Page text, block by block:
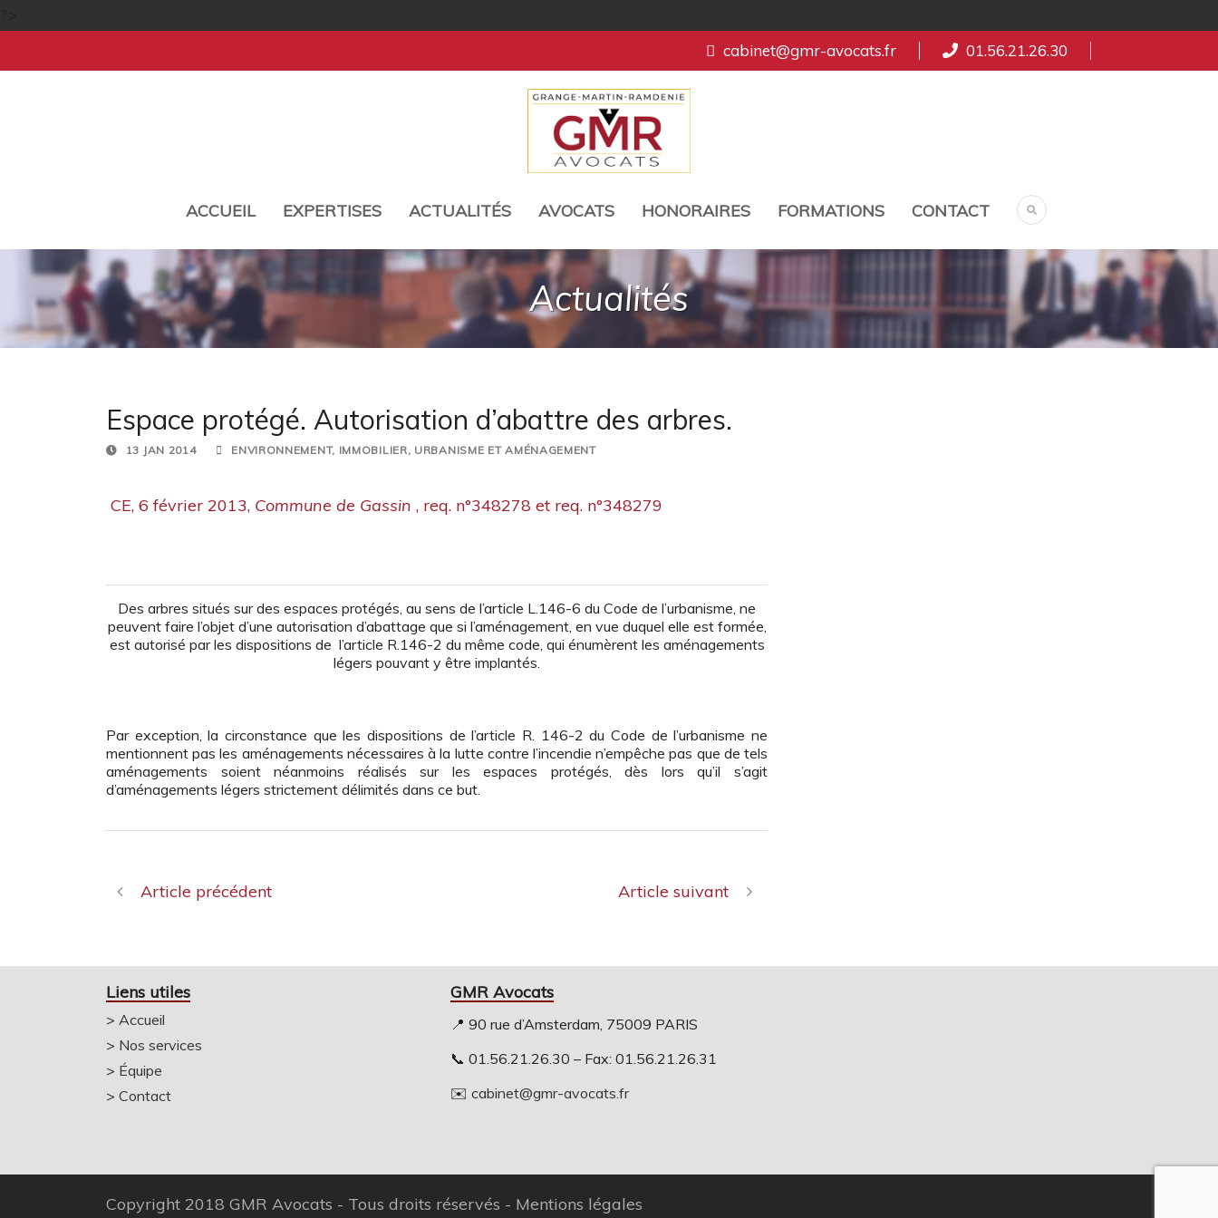
cabinet@gmr-avocats.fr 01.56.21.26.30
ACCUEIL EXPERTISES ACTUALITÉS AVOCATS HONORAIRES FORMATIONS CONTACT
Actualités
Espace protégé. Autorisation d’abattre des arbres.
13 JAN 2014 ENVIRONNEMENT, IMMOBILIER, URBANISME ET AMÉNAGEMENT
CE, 6 février 2013, Commune de Gassin , req. n°348278 et req. n°348279
Des arbres situés sur des espaces protégés, au sens de l’article L.146-6 du Code de l’urbanisme, ne
peuvent faire l’objet d’une autorisation d’abattage que si l’aménagement, en vue duquel elle est formée,
est autorisé par les dispositions de l’article R.146-2 du même code, qui énumèrent les aménagements
légers pouvant y être implantés.
Par exception, la circonstance que les dispositions de l’article R. 146-2 du Code de l’urbanisme ne
mentionnent pas les aménagements nécessaires à la lutte contre l’incendie n’empêche pas que de tels
aménagements soient néanmoins réalisés sur les espaces protégés, dès lors qu’il s’agit
d’aménagements légers strictement délimités dans ce but.
Article précédent Article suivant
Liens utiles
> Accueil
> Nos services
> Équipe
> Contact
GMR Avocats
📍 90 rue d’Amsterdam, 75009 PARIS
📞 01.56.21.26.30 – Fax: 01.56.21.26.31
✉️ cabinet@gmr-avocats.fr
Copyright 2018 GMR Avocats - Tous droits réservés - Mentions légales